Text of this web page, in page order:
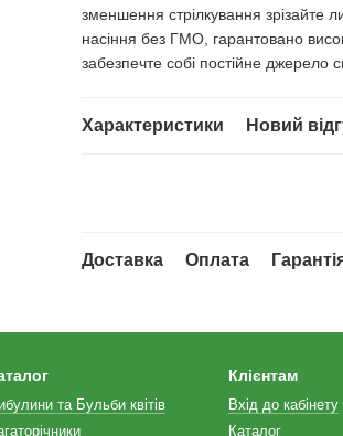
зменшення стрілкування зрізайте
насіння без ГМО, гарантовано
забезпечте собі постійне джерело
Характеристики Новий
Доставка Оплата
та Бульби квітів
Клієнтам
Вхід до кабінету
Каталог